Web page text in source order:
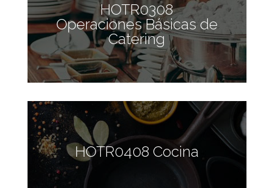
HOTR0308
Operaciones Básicas de
Catering
HOTR0408 Cocina